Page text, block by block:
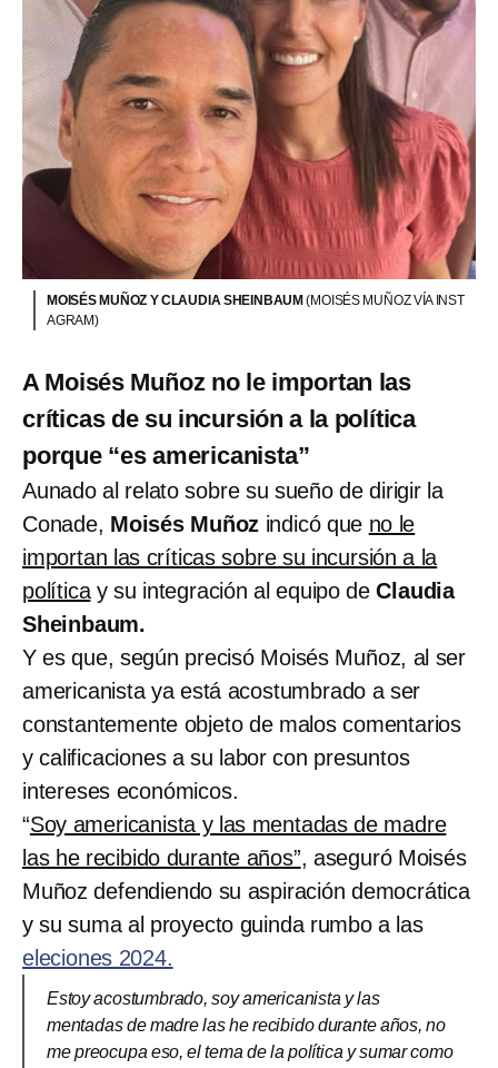
MOISÉS MUÑOZ Y CLAUDIA SHEINBAUM(MOISÉS MUÑOZ VÍA INST
AGRAM)
A Moisés Muñoz no le importan las
críticas de su incursión a la política
porque “es americanista”
Aunado al relato sobre su sueño de dirigir la
Conade, Moisés Muñoz indicó que no le
importan las críticas sobre su incursión a la
políticay su integración al equipo deClaudia
Sheinbaum.
Y es que, según precisó Moisés Muñoz, al ser
americanista ya está acostumbrado a ser
constantemente objeto de malos comentarios
y calificaciones a su labor con presuntos
intereses económicos.
“Soy americanista y las mentadas de madre
las he recibido durante años”, aseguró Moisés
Muñoz defendiendo su aspiración democrática
y su suma al proyecto guinda rumbo a las
eleciones 2024.
Estoy acostumbrado, soy americanista y las
mentadas de madre las he recibido durante años, no
me preocupa eso, el tema de la política y sumar como